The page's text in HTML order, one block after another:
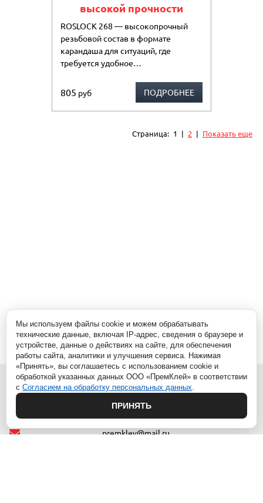
высокой прочности
ROSLOCK 268 — высокопрочный
резьбовой состав в формате
карандаша для ситуаций, где
требуется удобное…
805 руб ПОДРОБНЕЕ
Страница: 1 | 2 | Показать еще
premkley@mail.ru
Мы используем файлы cookie и можем обрабатывать
технические данные, включая IP-адрес, сведения о браузере и
устройстве, данные о действиях на сайте, для обеспечения
работы сайта, аналитики и улучшения сервиса. Нажимая
«Принять», вы соглашаетесь с использованием cookie и
обработкой указанных данных ООО «ПремКлей» в соответствии
с Согласием на обработку персональных данных.
ПРИНЯТЬ